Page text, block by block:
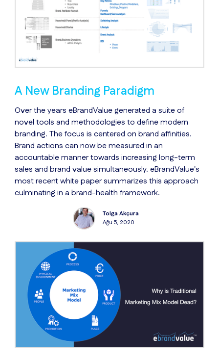
A New Branding Paradigm
Over the years eBrandValue generated a suite of
novel tools and methodologies to define modern
branding. The focus is centered on brand affinities.
Brand actions can now be measured in an
accountable manner towards increasing long-term
sales and brand value simultaneously. eBrandValue's
most recent white paper summarizes this approach
culminating in a brand-health framework.
Tolga Akçura
Ağu 5, 2020